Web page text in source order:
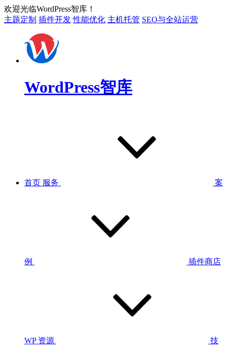
欢迎光临WordPress智库！
主题定制 插件开发 性能优化 主机托管 SEO与全站运营
WordPress智库
首页 服务 案
例 插件商店
WP 资源 技